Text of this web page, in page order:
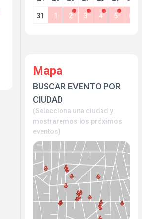
31 1 2 3 4 5 6
Mapa
BUSCAR EVENTO POR
CIUDAD
(Selecciona una ciudad y
mostraremos los próximos
eventos)